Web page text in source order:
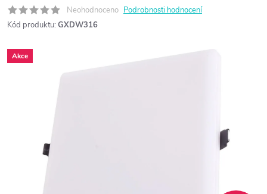
Neohodnoceno Podrobnosti hodnocení
Kód produktu: GXDW316
Akce